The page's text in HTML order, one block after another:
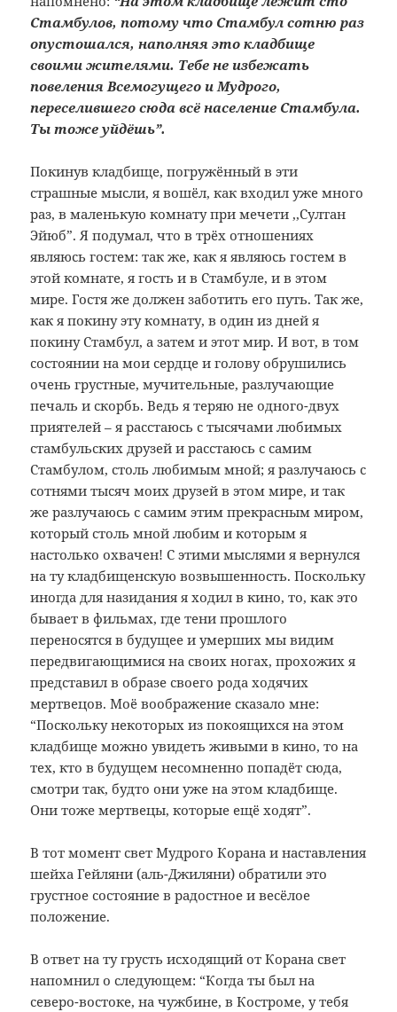
Стамбулов, потому что Стамбул сотню раз
опустошался, наполняя это кладбище
своими жителями. Тебе не избежать
повеления Всемогущего и Мудрого,
переселившего сюда всё население Стамбула.
Ты тоже уйдёшь”.
Покинув кладбище, погружённый в эти
страшные мысли, я вошёл, как входил уже много
раз, в маленькую комнату при мечети ,,Султан
Эйюб”. Я подумал, что в трёх отношениях
являюсь гостем: так же, как я являюсь гостем в
этой комнате, я гость и в Стамбуле, и в этом
мире. Гостя же должен заботить его путь. Так же,
как я покину эту комнату, в один из дней я
покину Стамбул, а затем и этот мир. И вот, в том
состоянии на мои сердце и голову обрушились
очень грустные, мучительные, разлучающие
печаль и скорбь. Ведь я теряю не одного-двух
приятелей – я расстаюсь с тысячами любимых
стамбульских друзей и расстаюсь с самим
Стамбулом, столь любимым мной; я разлучаюсь с
сотнями тысяч моих друзей в этом мире, и так
же разлучаюсь с самим этим прекрасным миром,
который столь мной любим и которым я
настолько охвачен! С этими мыслями я вернулся
на ту кладбищенскую возвышенность. Поскольку
иногда для назидания я ходил в кино, то, как это
бывает в фильмах, где тени прошлого
переносятся в будущее и умерших мы видим
передвигающимися на своих ногах, прохожих я
представил в образе своего рода ходячих
мертвецов. Моё воображение сказало мне:
“Поскольку некоторых из покоящихся на этом
кладбище можно увидеть живыми в кино, то на
тех, кто в будущем несомненно попадёт сюда,
смотри так, будто они уже на этом кладбище.
Они тоже мертвецы, которые ещё ходят”.
В тот момент свет Мудрого Корана и наставления
шейха Гейляни (аль-Джиляни) обратили это
грустное состояние в радостное и весёлое
положение.
В ответ на ту грусть исходящий от Корана свет
напомнил о следующем: “Когда ты был на
северо-востоке, на чужбине, в Костроме, у тебя